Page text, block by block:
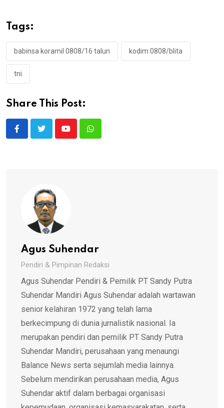
Tags:
babinsa koramil 0808/16 talun kodim 0808/blita
tni
Share This Post:
YoutubeWhatsapp
Agus Suhendar
Pendiri & Pimpinan Redaksi
Agus Suhendar Pendiri & Pemilik PT Sandy Putra
Suhendar Mandiri Agus Suhendar adalah wartawan
senior kelahiran 1972 yang telah lama
berkecimpung di dunia jurnalistik nasional. Ia
merupakan pendiri dan pemilik PT Sandy Putra
Suhendar Mandiri, perusahaan yang menaungi
Balance News serta sejumlah media lainnya.
Sebelum mendirikan perusahaan media, Agus
Suhendar aktif dalam berbagai organisasi